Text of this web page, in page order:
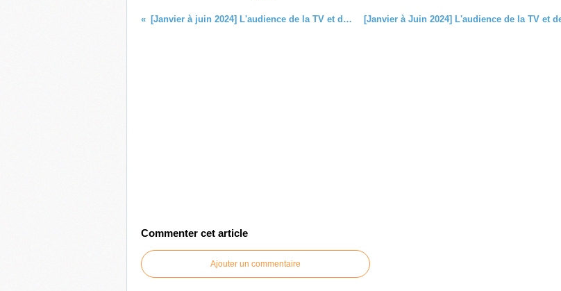
[Janvier à juin 2024] L'audience de la TV et de la radio à La Réunion !
Commenter cet article
Ajouter un commentaire